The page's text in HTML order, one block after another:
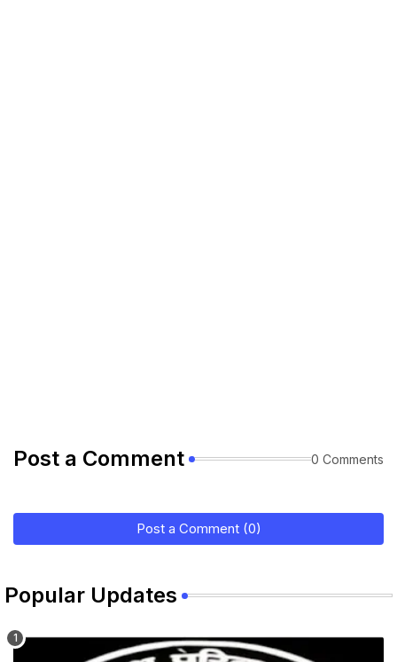
Post a Comment 0 Comments
Post a Comment (0)
Popular Updates